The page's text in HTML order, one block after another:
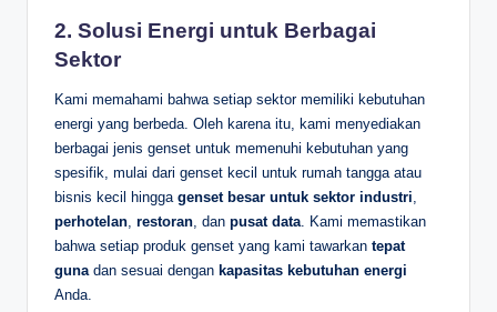
2. Solusi Energi untuk Berbagai
Sektor
Kami memahami bahwa setiap sektor memiliki kebutuhan
energi yang berbeda. Oleh karena itu, kami menyediakan
berbagai jenis genset untuk memenuhi kebutuhan yang
spesifik, mulai dari genset kecil untuk rumah tangga atau
bisnis kecil hingga genset besar untuk sektor industri
perhotelan restoran , dan pusat data . Kami memastikan
bahwa setiap produk genset yang kami tawarkan tepat
guna dan sesuai dengan kapasitas kebutuhan energi
Anda.